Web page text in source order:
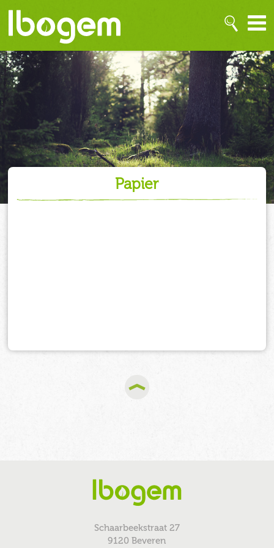
papier
Schaarbeekstraat 27
9120 Beveren